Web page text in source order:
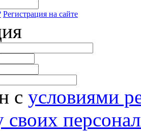
Регистрация на сайте
с условиями
своих